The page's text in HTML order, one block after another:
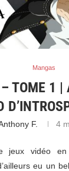
Mangas
TOME 1 |
F. 4
jeux vidéo
eu un